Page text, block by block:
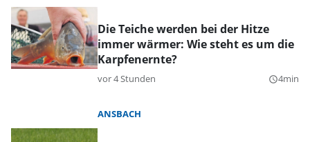
Die Teiche werden bei der Hitze
immer wärmer: Wie steht es um die
Karpfenernte?
vor 4 Stunden query_builder4min
ANSBACH